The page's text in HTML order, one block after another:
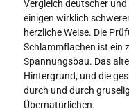
Vergleich deutscher
einigen wirklich
herzliche Weise. Die
Schlammflachen ist ein
Spannungsbau. Das
Hintergrund, und die
durch und durch
Übernatürlichen.